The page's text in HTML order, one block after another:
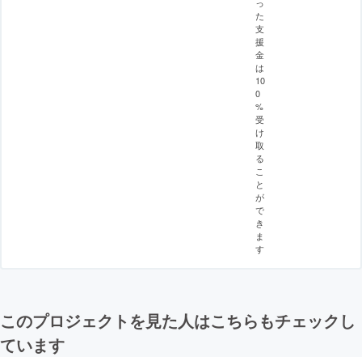
た
支
援
金
は
10
0
%
受
け
取
る
こ
と
が
で
き
ま
す
このプロジェクトを見た人はこちらもチェックし
ています